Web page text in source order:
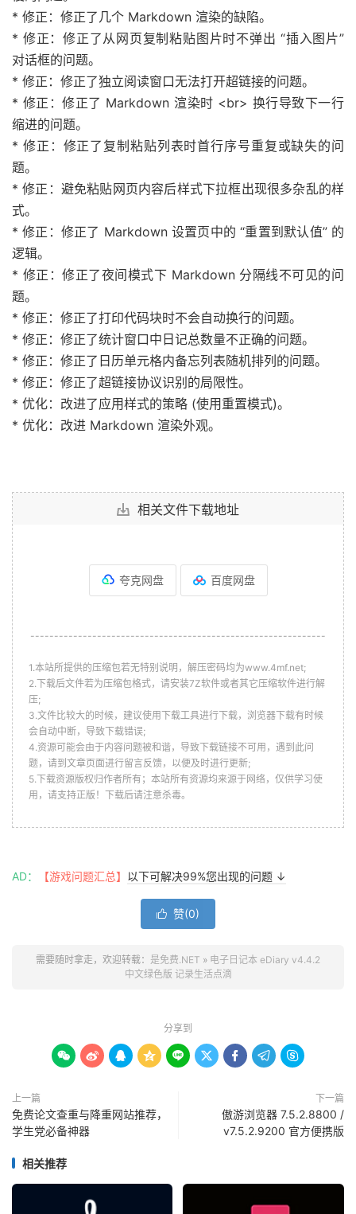
* 修正：修正了几个 Markdown 渲染的缺陷。
* 修正：修正了从网页复制粘贴图片时不弹出 “插入图片”
对话框的问题。
* 修正：修正了独立阅读窗口无法打开超链接的问题。
* 修正：修正了 Markdown 渲染时 <br> 换行导致下一行
缩进的问题。
* 修正：修正了复制粘贴列表时首行序号重复或缺失的问
题。
* 修正：避免粘贴网页内容后样式下拉框出现很多杂乱的样
式。
* 修正：修正了 Markdown 设置页中的 “重置到默认值” 的
逻辑。
* 修正：修正了夜间模式下 Markdown 分隔线不可见的问
题。
* 修正：修正了打印代码块时不会自动换行的问题。
* 修正：修正了统计窗口中日记总数量不正确的问题。
* 修正：修正了日历单元格内备忘列表随机排列的问题。
* 修正：修正了超链接协议识别的局限性。
* 优化：改进了应用样式的策略 (使用重置模式)。
* 优化：改进 Markdown 渲染外观。
相关文件下载地址
夸克网盘 百度网盘
--------------------------------------------------------------
1.本站所提供的压缩包若无特别说明，解压密码均为www.4mf.net;
2.下载后文件若为压缩包格式，请安装7Z软件或者其它压缩软件进行解
压;
3.文件比较大的时候，建议使用下载工具进行下载，浏览器下载有时候
会自动中断，导致下载错误;
4.资源可能会由于内容问题被和谐，导致下载链接不可用，遇到此问
题，请到文章页面进行留言反馈，以便及时进行更新;
5.下载资源版权归作者所有；本站所有资源均来源于网络，仅供学习使
用，请支持正版！下载后请注意杀毒。
AD： 【游戏问题汇总】 以下可解决99%您出现的问题 ↓
 赞(0)
需要随时拿走，欢迎转载： 是免费.NET » 电子日记本 eDiary v4.4.2
中文绿色版 记录生活点滴
分享到
        
上一篇
免费论文查重与降重网站推荐，
学生党必备神器
下一篇
傲游浏览器 7.5.2.8800 /
v7.5.2.9200 官方便携版
相关推荐